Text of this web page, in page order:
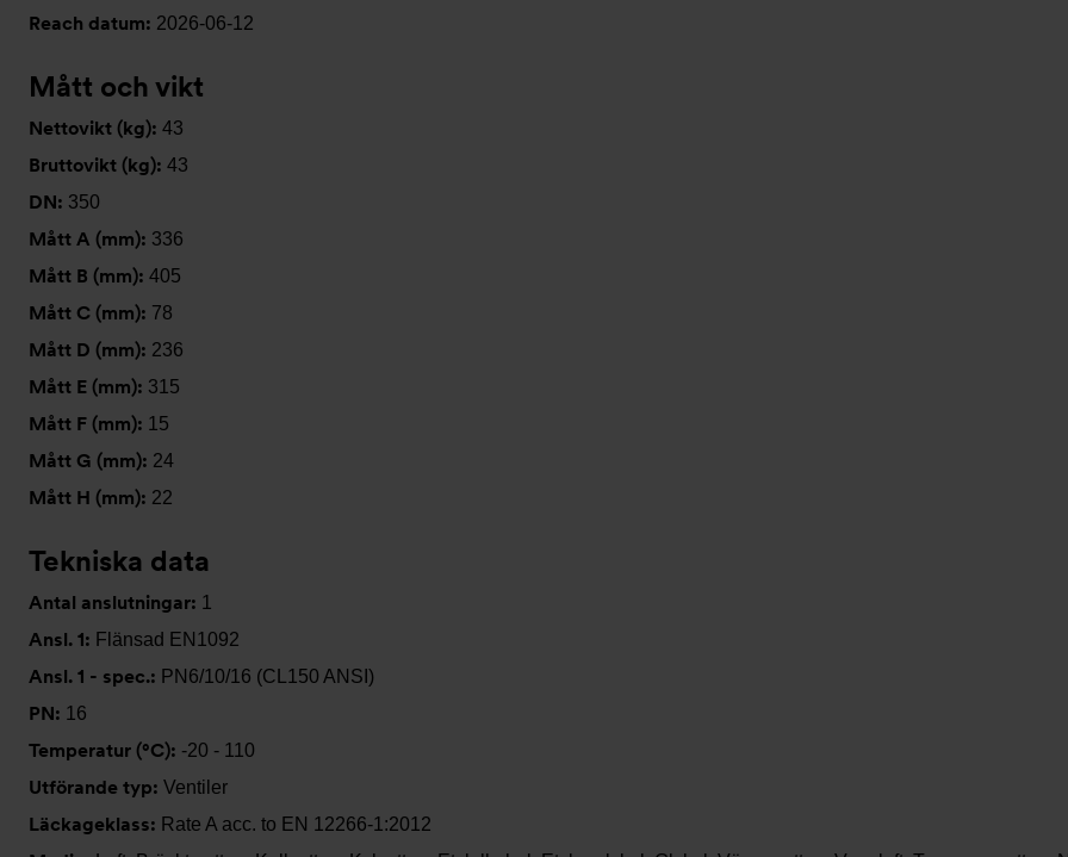
Reach datum: 2026-06-12
Mått och vikt
Nettovikt (kg): 43
Bruttovikt (kg): 43
DN: 350
Mått A (mm): 336
Mått B (mm): 405
Mått C (mm): 78
Mått D (mm): 236
Mått E (mm): 315
Mått F (mm): 15
Mått G (mm): 24
Mått H (mm): 22
Tekniska data
Antal anslutningar: 1
Ansl. 1: Flänsad EN1092
Ansl. 1 - spec.: PN6/10/16 (CL150 ANSI)
PN: 16
Temperatur (°C): -20 - 110
Utförande typ: Ventiler
Läckageklass: Rate A acc. to EN 12266-1:2012